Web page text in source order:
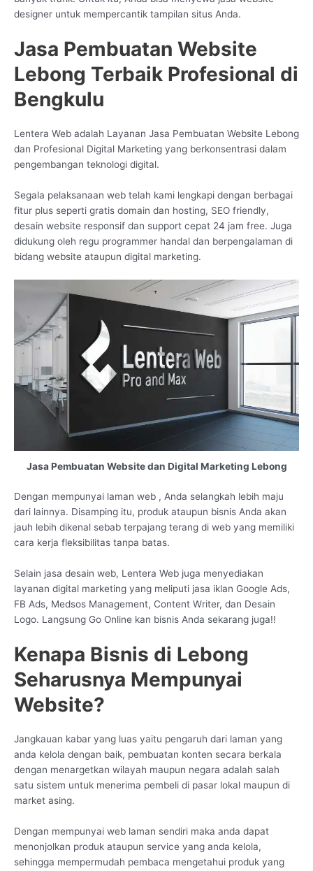
designer untuk mempercantik tampilan situs Anda.
Jasa Pembuatan Website
Lebong Terbaik Profesional di
Bengkulu
Lentera Web adalah Layanan Jasa Pembuatan Website Lebong
dan Profesional Digital Marketing yang berkonsentrasi dalam
pengembangan teknologi digital.
Segala pelaksanaan web telah kami lengkapi dengan berbagai
fitur plus seperti gratis domain dan hosting, SEO friendly,
desain website responsif dan support cepat 24 jam free. Juga
didukung oleh regu programmer handal dan berpengalaman di
bidang website ataupun digital marketing.
Jasa Pembuatan Website dan Digital Marketing Lebong
Dengan mempunyai laman web , Anda selangkah lebih maju
dari lainnya. Disamping itu, produk ataupun bisnis Anda akan
jauh lebih dikenal sebab terpajang terang di web yang memiliki
cara kerja fleksibilitas tanpa batas.
Selain jasa desain web, Lentera Web juga menyediakan
layanan digital marketing yang meliputi jasa iklan Google Ads,
FB Ads, Medsos Management, Content Writer, dan Desain
Logo. Langsung Go Online kan bisnis Anda sekarang juga!!
Kenapa Bisnis di Lebong
Seharusnya Mempunyai
Website?
Jangkauan kabar yang luas yaitu pengaruh dari laman yang
anda kelola dengan baik, pembuatan konten secara berkala
dengan menargetkan wilayah maupun negara adalah salah
satu sistem untuk menerima pembeli di pasar lokal maupun di
market asing.
Dengan mempunyai web laman sendiri maka anda dapat
menonjolkan produk ataupun service yang anda kelola,
sehingga mempermudah pembaca mengetahui produk yang